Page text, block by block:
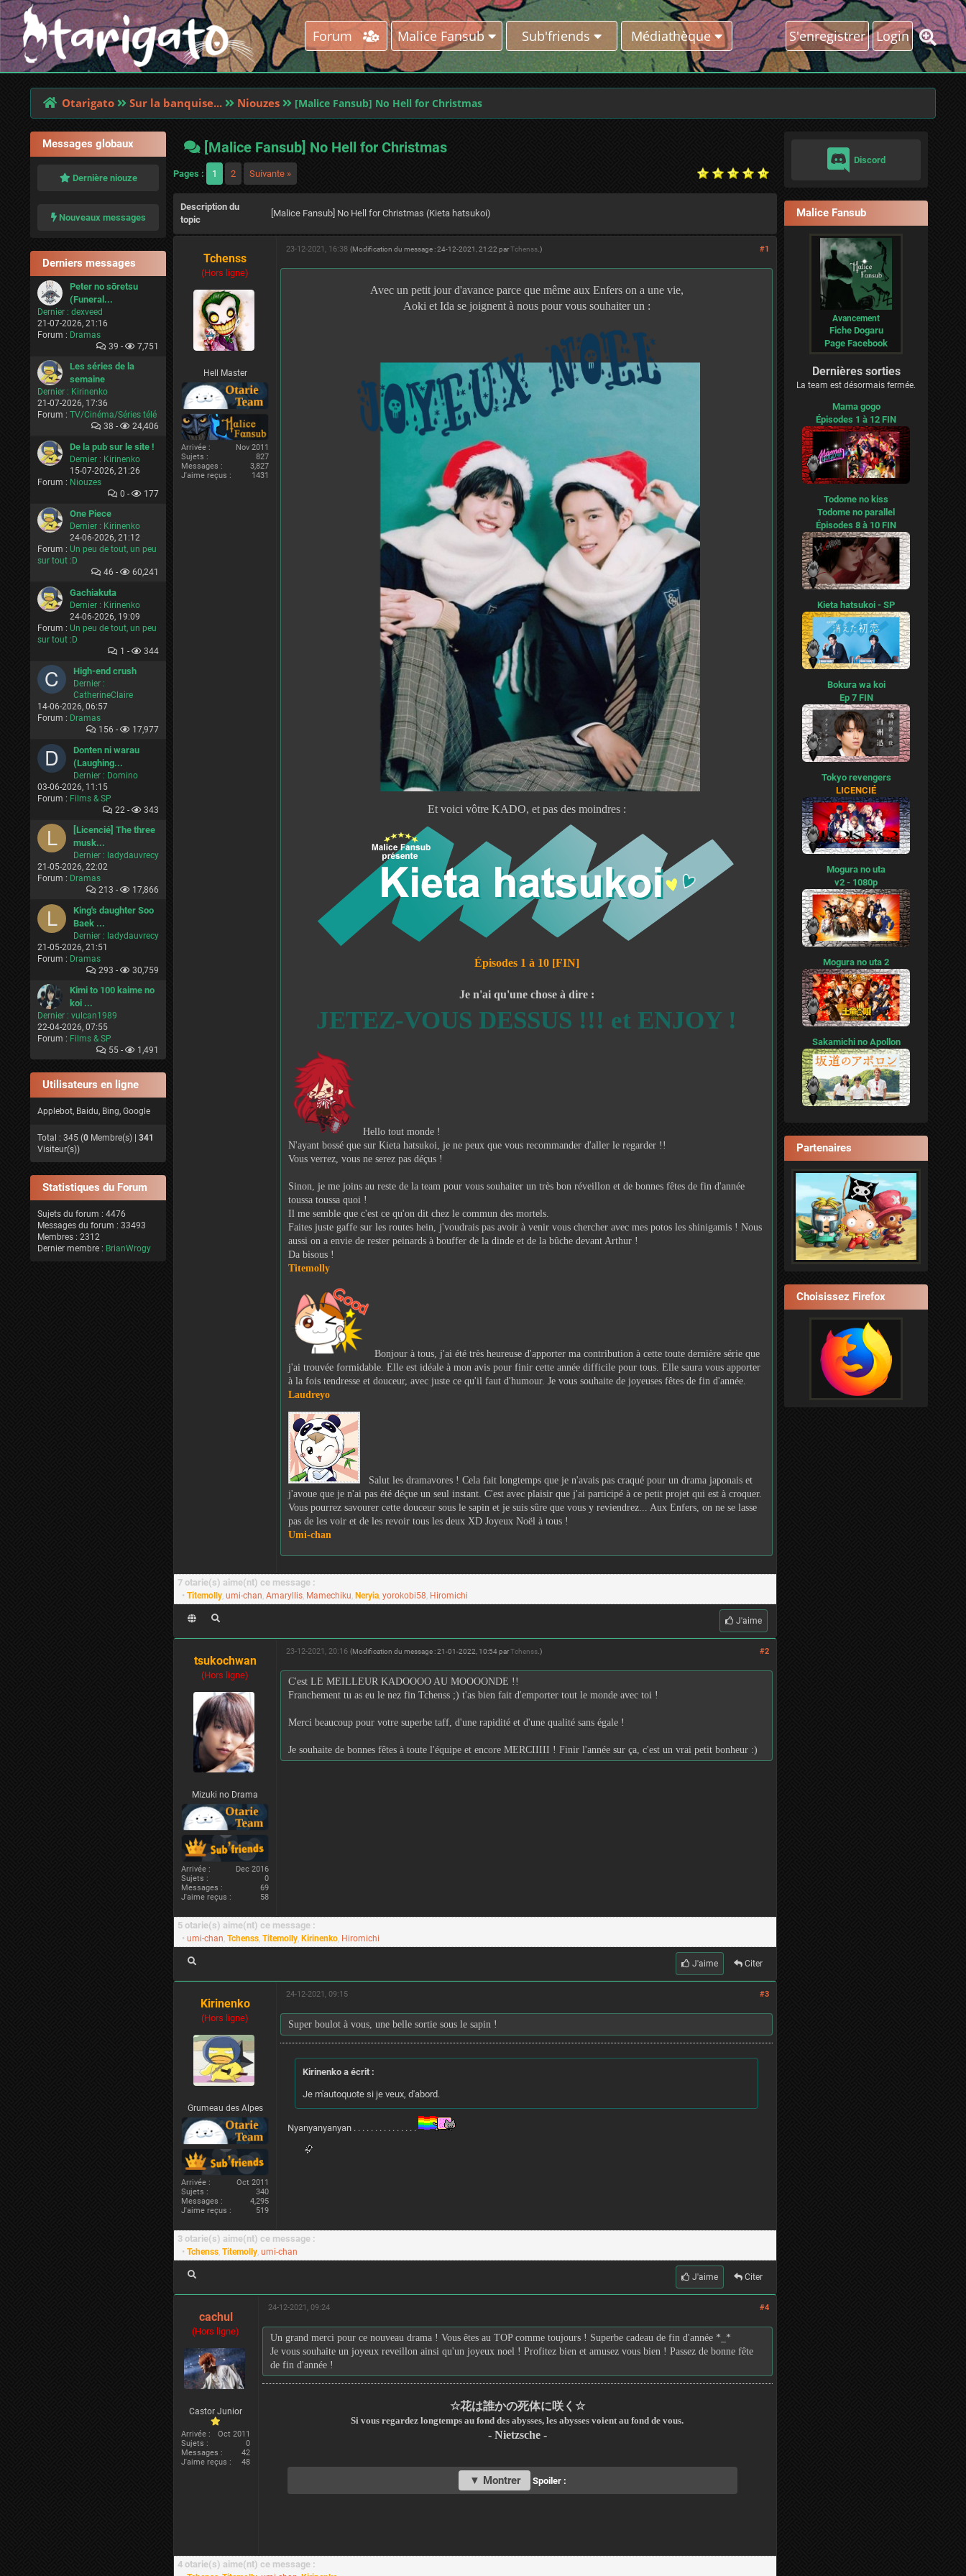
Forum Malice Fansub Sub'friends Médiathèque S'enregistrer Login
Otarigato Sur la banquise... Niouzes [Malice Fansub] No Hell for Christmas
Messages globaux
Dernière niouze
Nouveaux messages
Derniers messages
Peter no sōretsu
(Funeral...
Dernier : dexveed
21-07-2026, 21:16
Forum : Dramas
39 -
7,751
Les séries de la
semaine
Dernier : Kirinenko
21-07-2026, 17:36
Forum : TV/Cinéma/Séries télé
38 -
24,406
De la pub sur le site !
Dernier : Kirinenko
15-07-2026, 21:26
Forum : Niouzes
0 -
177
One Piece
Dernier : Kirinenko
24-06-2026, 21:12
Forum : Un peu de tout, un peu
sur tout :D
46 -
60,241
Gachiakuta
Dernier : Kirinenko
24-06-2026, 19:09
Forum : Un peu de tout, un peu
sur tout :D
1 -
344
High-end crush
Dernier :
CatherineClaire
14-06-2026, 06:57
Forum : Dramas
156 -
17,977
Donten ni warau
(Laughing...
Dernier : Domino
03-06-2026, 11:15
Forum : Films & SP
22 -
343
[Licencié] The three
musk...
Dernier : ladydauvrecy
21-05-2026, 22:02
Forum : Dramas
213 -
17,866
King's daughter Soo
Baek ...
Dernier : ladydauvrecy
21-05-2026, 21:51
Forum : Dramas
293 -
30,759
Kimi to 100 kaime no
koi ...
Dernier : vulcan1989
22-04-2026, 07:55
Forum : Films & SP
55 -
1,491
Utilisateurs en ligne
Applebot, Baidu, Bing, Google
Total : 345 (0 Membre(s) | 341
Visiteur(s))
Statistiques du Forum
Sujets du forum : 4476
Messages du forum : 33493
Membres : 2312
Dernier membre : BrianWrogy
[Malice Fansub] No Hell for Christmas
Pages : 1 2 Suivante »
Description du
topic
[Malice Fansub] No Hell for Christmas (Kieta hatsukoi)
Tchenss
(Hors ligne)
Hell Master
Arrivée :
Nov 2011
Sujets :
827
Messages :
3,827
J'aime reçus :
1431
#1
23-12-2021, 16:38(Modification du message : 24-12-2021, 21:22 parTchenss .)
Avec un petit jour d'avance parce que même aux Enfers on a une vie,
Aoki et Ida se joignent à nous pour vous souhaiter un :
Et voici vôtre KADO, et pas des moindres :
Épisodes 1 à 10 [FIN]
Je n'ai qu'une chose à dire :
JETEZ-VOUS DESSUS !!! et ENJOY !
Hello tout monde !
N'ayant bossé que sur Kieta hatsukoi, je ne peux que vous recommander d'aller le regarder !!
Vous verrez, vous ne serez pas déçus !
Sinon, je me joins au reste de la team pour vous souhaiter un très bon réveillon et de bonnes fêtes de fin d'année
toussa toussa quoi !
Il me semble que c'est ce qu'on dit chez le commun des mortels.
Faites juste gaffe sur les routes hein, j'voudrais pas avoir à venir vous chercher avec mes potos les shinigamis ! Nous
aussi on a envie de rester peinards à bouffer de la dinde et de la bûche devant Arthur !
Da bisous !
Titemolly
Bonjour à tous, j'ai été très heureuse d'apporter ma contribution à cette toute dernière série que
j'ai trouvée formidable. Elle est idéale à mon avis pour finir cette année difficile pour tous. Elle saura vous apporter
à la fois tendresse et douceur, avec juste ce qu'il faut d'humour. Je vous souhaite de joyeuses fêtes de fin d'année.
Laudreyo
Salut les dramavores ! Cela fait longtemps que je n'avais pas craqué pour un drama japonais et
j'avoue que je n'ai pas été déçue un seul instant. C'est avec plaisir que j'ai participé à ce petit projet qui est à croquer.
Vous pourrez savourer cette douceur sous le sapin et je suis sûre que vous y reviendrez... Aux Enfers, on ne se lasse
pas de les voir et de les revoir tous les deux XD Joyeux Noël à tous !
Umi-chan
7 otarie(s) aime(nt) ce message :
• Titemolly, umi-chan, Amaryllis, Mamechiku, Neryia, yorokobi58, Hiromichi
J'aime
tsukochwan
(Hors ligne)
Mizuki no Drama
Arrivée :
Dec 2016
Sujets :
0
Messages :
69
J'aime reçus :
58
#2
23-12-2021, 20:16(Modification du message : 21-01-2022, 10:54 parTchenss .)
C'est LE MEILLEUR KADOOOO AU MOOOONDE !!
Franchement tu as eu le nez fin Tchenss ;) t'as bien fait d'emporter tout le monde avec toi !
Merci beaucoup pour votre superbe taff, d'une rapidité et d'une qualité sans égale !
Je souhaite de bonnes fêtes à toute l'équipe et encore MERCIIIII ! Finir l'année sur ça, c'est un vrai petit bonheur :)
5 otarie(s) aime(nt) ce message :
• umi-chan Tchenss Titemolly Kirinenko Hiromichi
J'aime Citer
Kirinenko
(Hors ligne)
Grumeau des Alpes
Arrivée :
Oct 2011
Sujets :
340
Messages :
4,295
J'aime reçus :
519
#3
24-12-2021, 09:15
Super boulot à vous, une belle sortie sous le sapin !
Kirinenko a écrit :
Je m'autoquote si je veux, d'abord.
Nyanyanyanyan . . . . . . . . . . . . . . .
3 otarie(s) aime(nt) ce message :
• Tchenss, Titemolly, umi-chan
J'aime Citer
cachul
(Hors ligne)
Castor Junior
Arrivée :
Oct 2011
Sujets :
0
Messages :
42
J'aime reçus :
48
#4
24-12-2021, 09:24
Un grand merci pour ce nouveau drama ! Vous êtes au TOP comme toujours ! Superbe cadeau de fin d'année *_*
Je vous souhaite un joyeux reveillon ainsi qu'un joyeux noel ! Profitez bien et amusez vous bien ! Passez de bonne fête
de fin d'année !
☆花は誰かの死体に咲く ☆
Si vous regardez longtemps au fond des abysses, les abysses voient au fond de vous.
- Nietzsche -
Spoiler :
4 otarie(s) aime(nt) ce message :
Discord
Malice Fansub
Avancement
Fiche Dogaru
Page Facebook
Dernières sorties
La team est désormais fermée.
Mama gogo
Épisodes 1 à 12 FIN
Todome no kiss
Todome no parallel
Épisodes 8 à 10 FIN
Kieta hatsukoi - SP
Bokura wa koi
Ep 7 FIN
Tokyo revengers
LICENCIÉ
Mogura no uta
v2 - 1080p
Mogura no uta 2
Sakamichi no Apollon
Partenaires
Choisissez Firefox